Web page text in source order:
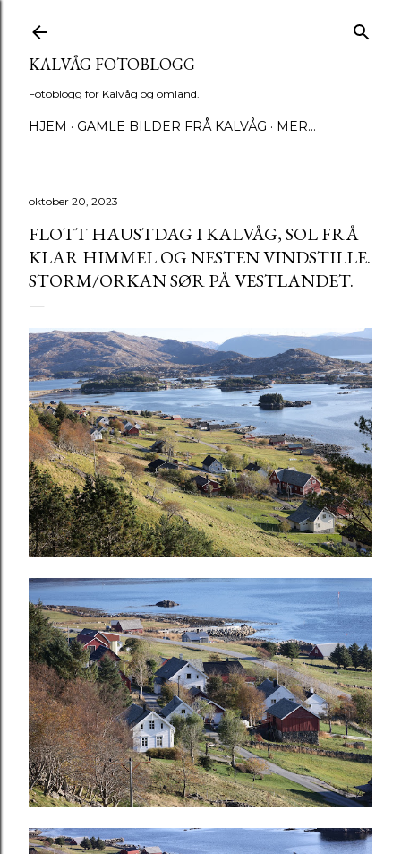
KALVÅG FOTOBLOGG
Fotoblogg for Kalvåg og omland.
HJEM GAMLE BILDER FRÅ KALVÅG MER…
oktober 20, 2023
FLOTT HAUSTDAG I KALVÅG, SOL FRÅ
KLAR HIMMEL OG NESTEN VINDSTILLE.
STORM/ORKAN SØR PÅ VESTLANDET.